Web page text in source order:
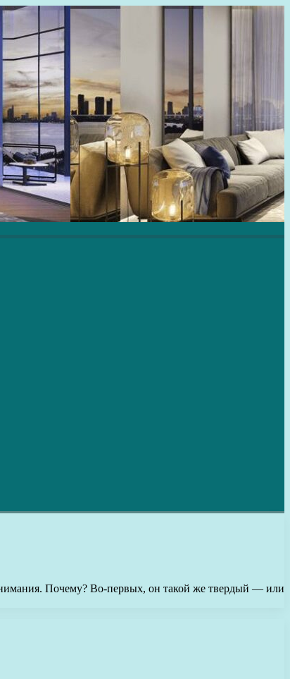
Почему? Во-первых, он такой же твердый — или